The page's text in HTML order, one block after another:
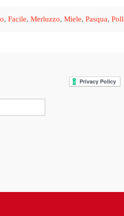
, Facile, Merluzzo, Miele, Pasqua,